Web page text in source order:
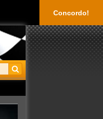
Concordo!